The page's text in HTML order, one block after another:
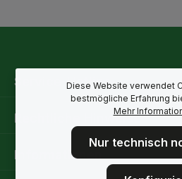
Service-Hotline
Rechtliche Hinweise
Informationen
Diese Website verwendet
bestmögliche Erfahrung
Mehr
Nur technisch